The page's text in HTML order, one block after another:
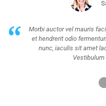
Morbi auctor vel mauris
et hendrerit odio
nunc, iaculis sit amet